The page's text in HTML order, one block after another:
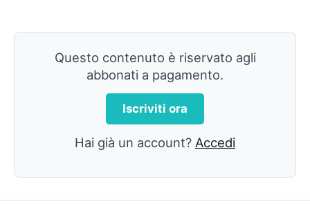
Questo contenuto è riservato agli
abbonati a pagamento.
Iscriviti ora
Hai già un account? Accedi